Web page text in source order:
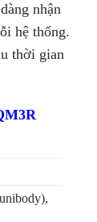
nhận
hệ thống.
thời gian